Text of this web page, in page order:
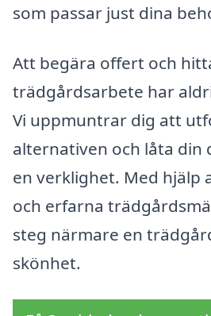
som passar just dina
Att begära offert och
trädgårdsarbete har
Vi uppmuntrar dig att
alternativen och låta
en verklighet. Med hjälp
och erfarna
steg närmare en
skönhet.